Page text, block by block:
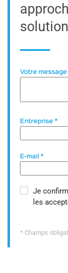
Votre
Entreprise *
E-mail *
Je
les
* Champs